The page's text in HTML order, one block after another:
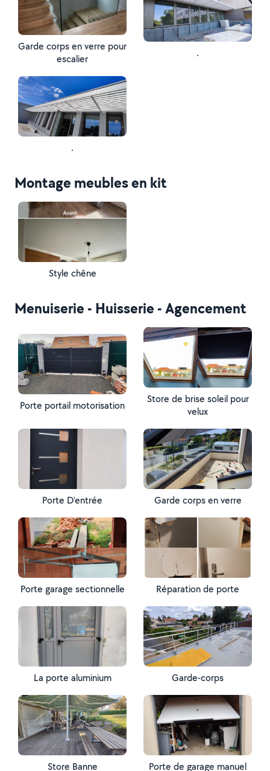
Garde corps en verre pour
escalier
.
.
Montage meubles en kit
Style chêne
Menuiserie - Huisserie - Agencement
Porte portail motorisation
Store de brise soleil pour
velux
Porte D'entrée Garde corps en verre
Porte garage sectionnelle Réparation de porte
La porte aluminium Garde-corps
Store Banne Porte de garage manuel